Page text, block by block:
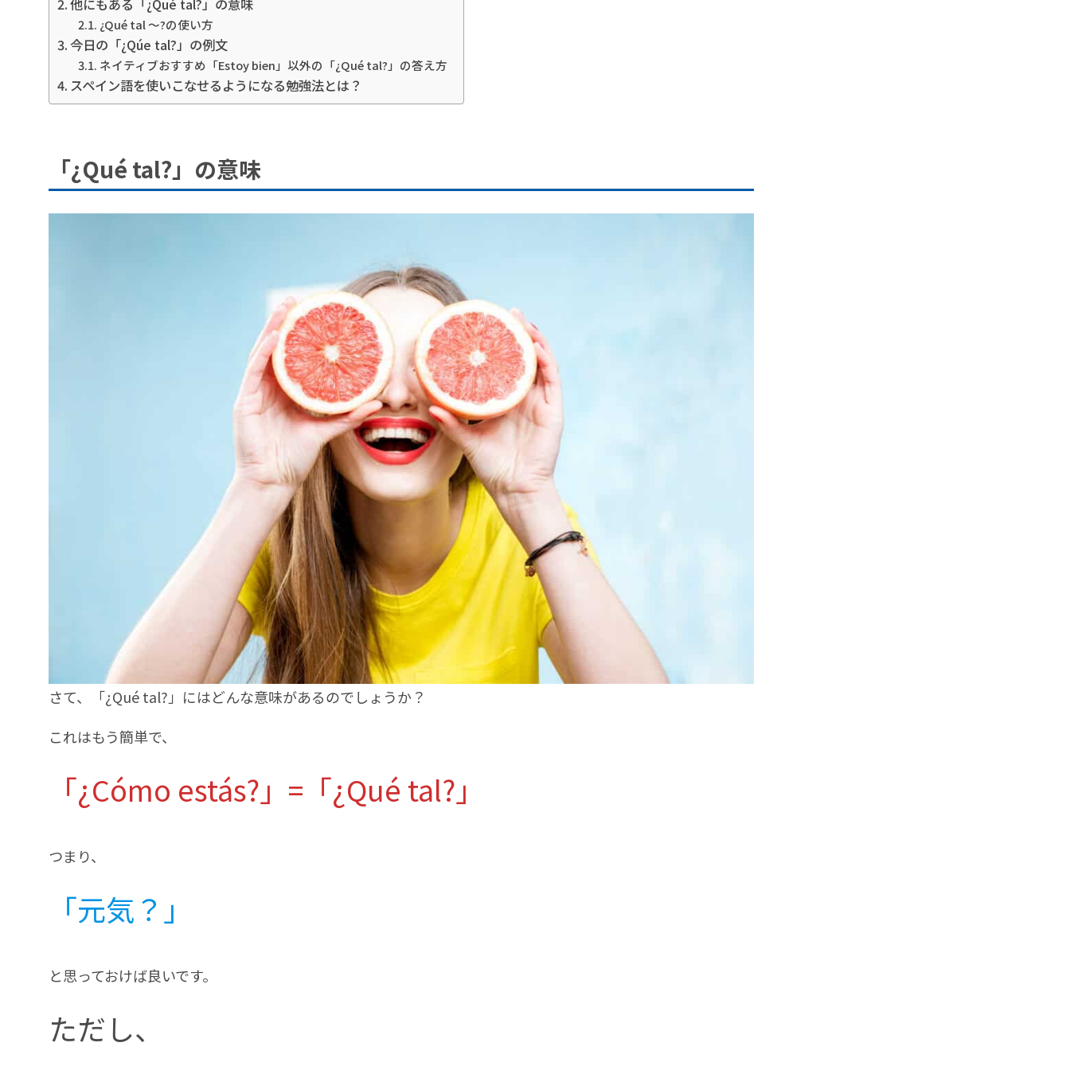
他にもある「¿Qué tal?」の意味
¿Qué tal 〜?の使い方
今日の「¿Qúe tal?」の例文
ネイティブおすすめ「Estoy bien」以外の「¿Qué tal?」の答え方
スペイン語を使いこなせるようになる勉強法とは？
「¿Qué tal?」の意味
さて、「¿Qué tal?」にはどんな意味があるのでしょうか？
これはもう簡単で、
「¿Cómo estás?」=「¿Qué tal?」
つまり、
「元気？」
と思っておけば良いです。
ただし、